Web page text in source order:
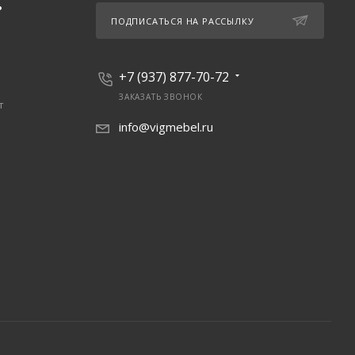
ПОДПИСАТЬСЯ НА РАССЫЛКУ
+7 (937) 877-70-72
ЗАКАЗАТЬ ЗВОНОК
info@vigmebel.ru